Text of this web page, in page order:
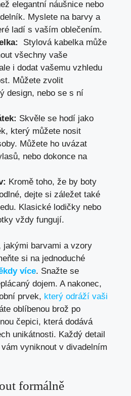
elegantní náušnice nebo
Myslete na barvy a
ladí ⁣s vaším oblečením.
‍ Stylová kabelka může⁢
všechny vaše
i dodat​ vašemu vzhledu
Můžete zvolit
⁣design, nebo se s ní
Skvěle se hodí ‌jako
​který můžete nosit
Můžete ho uvázat
nebo dokonce na⁢
Kromě toho,‌ že by boty
dejte si záležet ​také
Klasické lodičky nebo
vždy⁤ fungují.
jakými barvami a vzory
si na⁤ jednoduché
více. Snažte ⁢se
dojem. ⁢A nakonec,
prvek, který odráží vaši
oblíbenou‌ brož po
čepici, která dodává
unikátnosti. Každý detail
vyniknout v divadelním
⁣formálně